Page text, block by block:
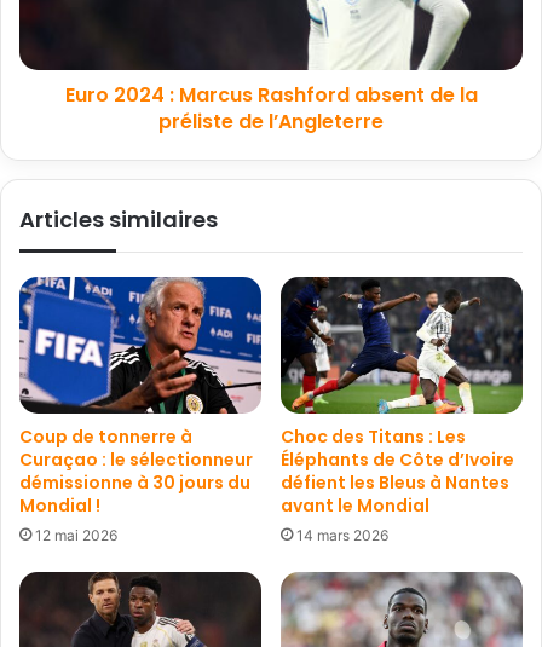
Euro 2024 : Marcus Rashford absent de la
préliste de l’Angleterre
Articles similaires
Coup de tonnerre à
Curaçao : le sélectionneur
démissionne à 30 jours du
Mondial !
12 mai 2026
Choc des Titans : Les
Éléphants de Côte d’Ivoire
défient les Bleus à Nantes
avant le Mondial
14 mars 2026